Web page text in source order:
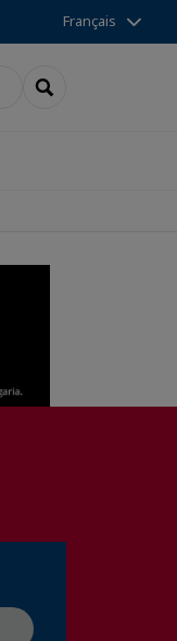
Français
RECHERCHER